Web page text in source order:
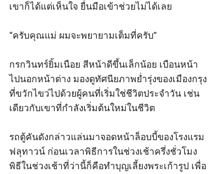
เขาก็ได้แต่เห็นใจ ยื่นมือเข้าช่วยไม่ได้เลย
“ครับคุณแม่ ผมจะพยายามเต็มที่ครับ”
กรกวินทร์ยิ้มเนือย สีหน้าดีขึ้นเล็กน้อย เบือนหน้า
ไปนอกหน้าต่าง มองดูทัศนียภาพย่ำรุ่งของเมืองกรุง
ที่ขวักไขว่ไปด้วยผู้คนที่เริ่มใช่ชีวิตประจำวัน เช่น
เดียวกับเขาที่กำลังเริ่มต้นใหม่ในชีวิต
รถตู้คันดังกล่าวแล่นมาจอดหน้าล็อบบี้ของโรงแรม
ฟลุทาวน์ ก่อนเวลาพิธีการในช่วงเช้าครึ่งชั่วโมง
พิธีในช่วงเช้าที่ว่านี้ก็คือทำบุญเลี้ยงพระเก้ารูป เพื่อ